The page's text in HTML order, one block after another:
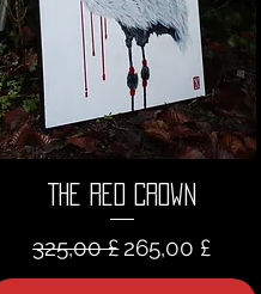
The Red Crown
Standardpreis
325,00 £ Sale-Preis
265,00 £